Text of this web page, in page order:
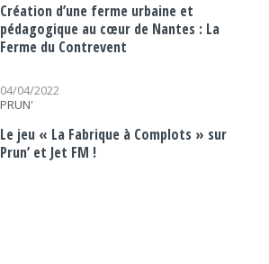
Création d’une ferme urbaine et
pédagogique au cœur de Nantes : La
Ferme du Contrevent
04/04/2022
PRUN'
Le jeu « La Fabrique à Complots » sur
Prun’ et Jet FM !